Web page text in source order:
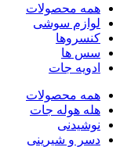
همه محصولات
لوازم سوشی
کنسروها
سس ها
ادویه جات
همه محصولات
هله هوله جات
نوشیدنی
دسر و شیرینی